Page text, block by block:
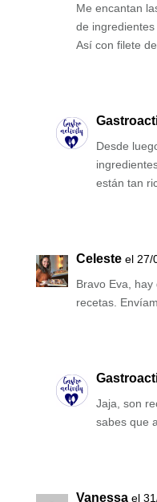
Me encantan
de
Así con filete
Desde
están tan
Celeste el 27/
Bravo Eva,
recetas.
Jaja, son
sabes que
Vanessa el